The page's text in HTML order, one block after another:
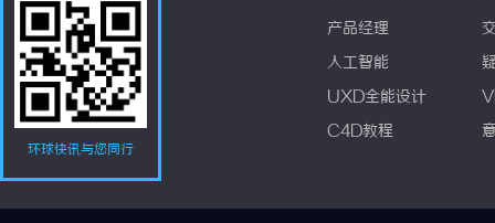
环球快讯与您同行
产品经理
人工智能
UXD全能设计
C4D教程